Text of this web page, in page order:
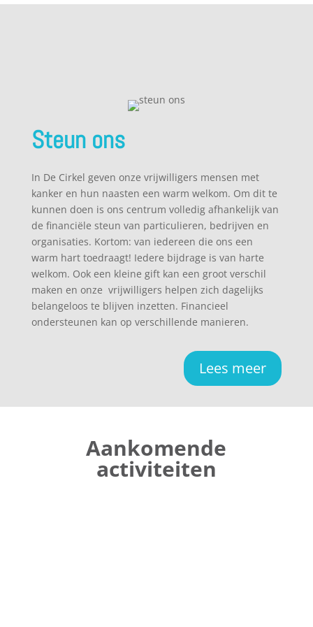
Steun ons
In De Cirkel geven onze vrijwilligers mensen met
kanker en hun naasten een warm welkom. Om dit te
kunnen doen is ons centrum volledig afhankelijk van
de financiële steun van particulieren, bedrijven en
organisaties. Kortom: van iedereen die ons een
warm hart toedraagt! Iedere bijdrage is van harte
welkom. Ook een kleine gift kan een groot verschil
maken en onze vrijwilligers helpen zich dagelijks
belangeloos te blijven inzetten. Financieel
ondersteunen kan op verschillende manieren.
Lees meer
Aankomende
activiteiten